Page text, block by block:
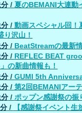
/ 夏のBEMANI大連動
/ 動画スペシャル回
り沢山！
/ BeatStreamの最新
/ REFLEC BEAT
の新曲情報も！
/ GUMI 5th
/ 第2回BEMANIアー
/ ポップン感謝祭の振
/
【感謝祭イベント